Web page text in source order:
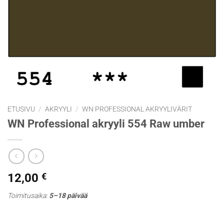
ETUSIVU / AKRYYLI / WN PROFESSIONAL AKRYYLIVÄRIT
WN Professional akryyli 554 Raw umber
12,00 €
Toimitusaika:5–18 päivää